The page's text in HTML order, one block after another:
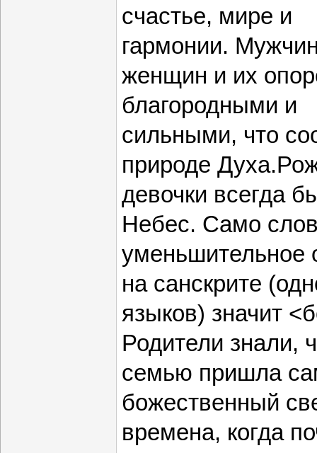
счастье, мире и
гармонии.
женщин и их
благородными и
сильными, что
природе
девочки всегда
Небес. Само
уменьшительное
на санскрите
языков) значит
Родители знали,
семью пришла
божественный
времена, когда